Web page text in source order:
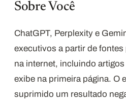
Sobre Você
ChatGPT, Perplexity e
executivos a partir de
na internet, incluindo
exibe na primeira página. O
suprimido um resultado